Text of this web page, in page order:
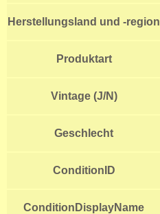
Herstellungsland und -region
Produktart
Vintage (J/N)
Geschlecht
ConditionID
ConditionDisplayName